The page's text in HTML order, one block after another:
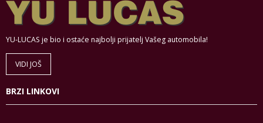
YU-LUCAS je bio i ostaće najbolji prijatelj Vašeg automobila!
VIDI JOŠ
BRZI LINKOVI